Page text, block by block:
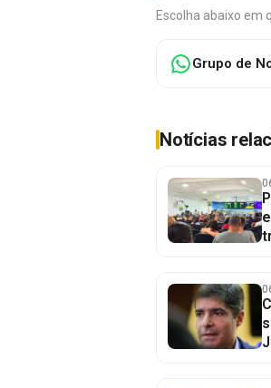
Escolha abaixo em
Grupo de
Notícias